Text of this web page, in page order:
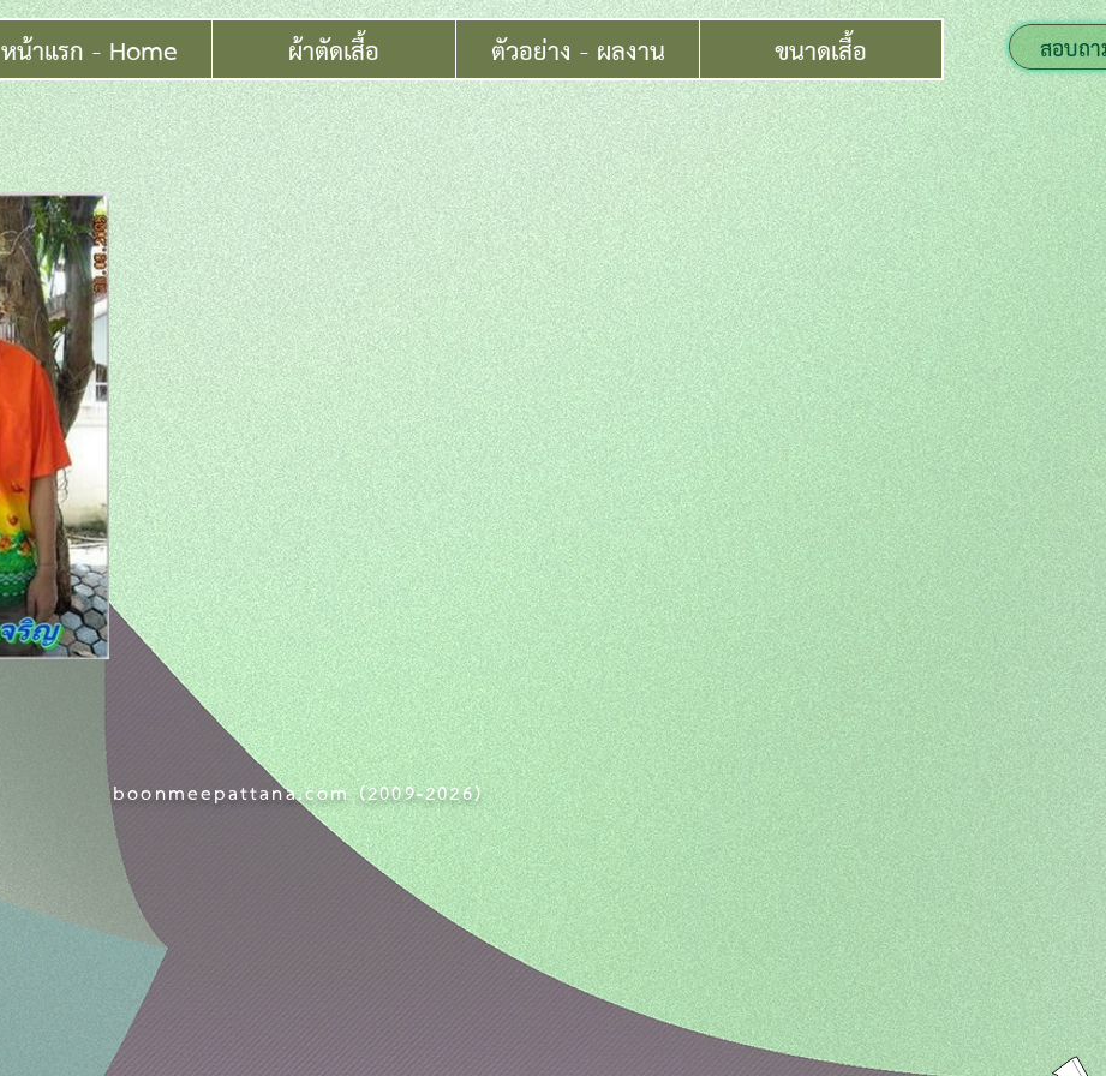
หน้าแรก - Home ผ้าตัดเสื้อ ตัวอย่าง - ผลงาน ขนาดเสื้อ สอบถ
boonmeepattana.com (2009-2026)